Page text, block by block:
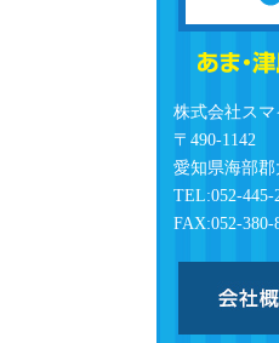
株式会社スマ
〒490-1142
愛知県海部郡
TEL:052-445-
FAX:052-380-